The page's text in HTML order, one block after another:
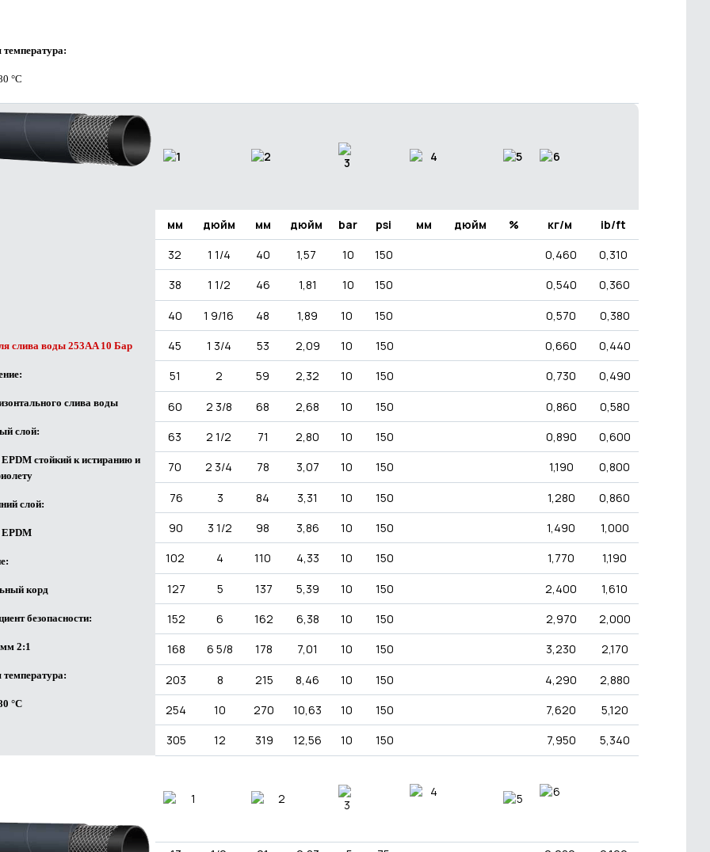
температура:
°C
слива воды 253AA 10 Бар
слива воды
слой:
стойкий к истиранию и
слой:
корд
безопасности:
2:1
температура:
°C
мм дюйм мм дюйм bar psi мм дюйм % кг/м
ib/ft
32
1 1/4 40 1,57 10 150 0,460
0,310
38
1 1/2 46 1,81 10 150 0,540 0,360
40 1 9/16 48 1,89 10 150 0,570
0,380
45
1 3/4 53 2,09 10 150 0,660
0,440
51
2 59 2,32 10 150 0,730 0,490
60 2 3/8 68 2,68 10 150 0,860
0,580
63
2 1/2 71 2,80 10 150 0,890
0,600
70
2 3/4 78 3,07 10 150 1,190 0,800
76 3 84 3,31 10 150 1,280
0,860
90
3 1/2 98 3,86 10 150 1,490
1,000
102
4 110 4,33 10 150 1,770 1,190
127 5 137 5,39 10 150 2,400
1,610
152
6 162 6,38 10 150 2,970
2,000
168
6 5/8 178 7,01 10 150 3,230 2,170
203 8 215 8,46 10 150 4,290
2,880
254
10 270 10,63 10 150 7,620
5,120
305
12 319 12,56 10 150 7,950 5,340